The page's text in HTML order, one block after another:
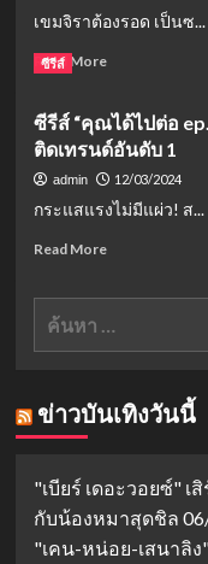
เรื่อง
“เจเจ”
สงสัย
EP.2:
ปริศนา
ปริศนา!
“เจเจ”
สับสน
ถูก
เขมจิราต้องรอด เป็นซ...
Read MoreRead
ซี
รีส์
เขม
รา
สุด
หลอน
กำลัง
มา
ซีรีส์
ซีรีส์ “คุณได้ไปต่อ
ติดเทรนด์อันดับ 1
admin 12/03/2024
กระแสแรงไม่มีแผ่ว! ส...
Read MoreRead
รีส์
ไป
ต่อ
ย่า
ใจ
มัม
ค้นหา
ข่าวบันเทิงวันนี้
"เบียร์ เดอะวอยซ์"
กับน้องหมาสุดชิล
"เคน-หน่อย-เสนาลิ